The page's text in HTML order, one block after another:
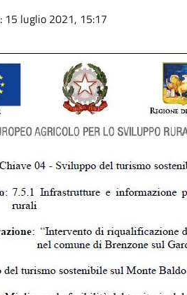
: 15 luglio 2021, 15:17